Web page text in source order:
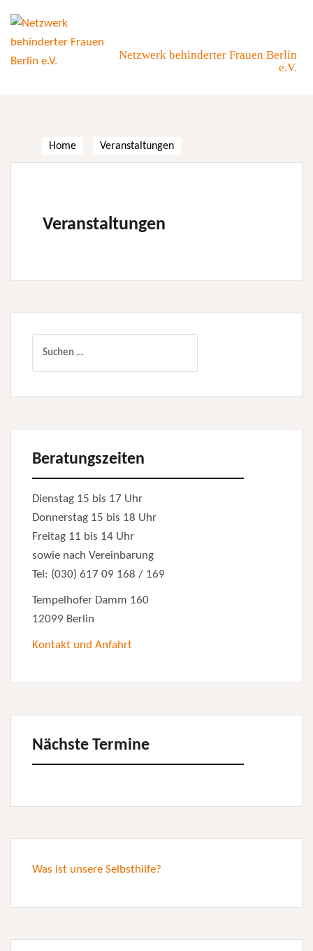
content
Netzwerk behinderter Frauen Berlin
e.V.
Home Veranstaltungen
Veranstaltungen
Beratungszeiten
Dienstag 15 bis 17 Uhr
Donnerstag 15 bis 18 Uhr
Freitag 11 bis 14 Uhr
sowie nach Vereinbarung
Tel: (030) 617 09 168 / 169
Tempelhofer Damm 160
12099 Berlin
Kontakt und Anfahrt
Nächste Termine
Was ist unsere Selbsthilfe?